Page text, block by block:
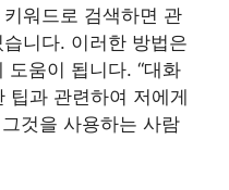
워드로 검색하면 관
니다. 이러한 방법은
도움이 됩니다. “대화
팁과 관련하여 저에게
것을 사용하는 사람